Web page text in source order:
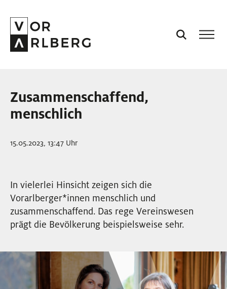
VORARLBERG
PROJEKTE
VISION
NEWSLETTER
Zusammenschaffend,
menschlich
15.05.2023, 13:47 Uhr
In vielerlei Hinsicht zeigen sich die
Vorarlberger*innen Innen
menschlich und
zusammenschaffend. Das rege Vereinswesen
prägt die Bevölkerung beispielsweise sehr.